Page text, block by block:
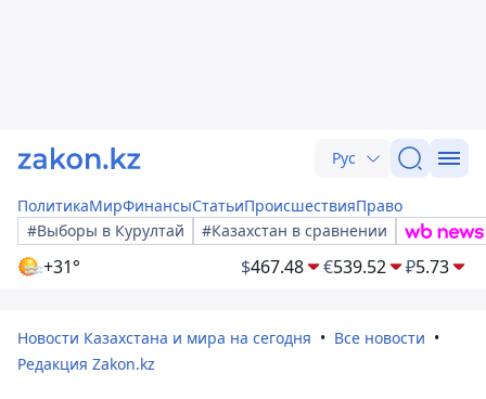
Рус
ПолитикаМирФинансыСтатьиПроисшествияПраво
#Выборы в Курултай
#Казахстан в сравнении
+31° $467.48 €539.52 ₽5.73
Новости Казахстана и мира на сегодня
Все новости
Редакция Zakon.kz